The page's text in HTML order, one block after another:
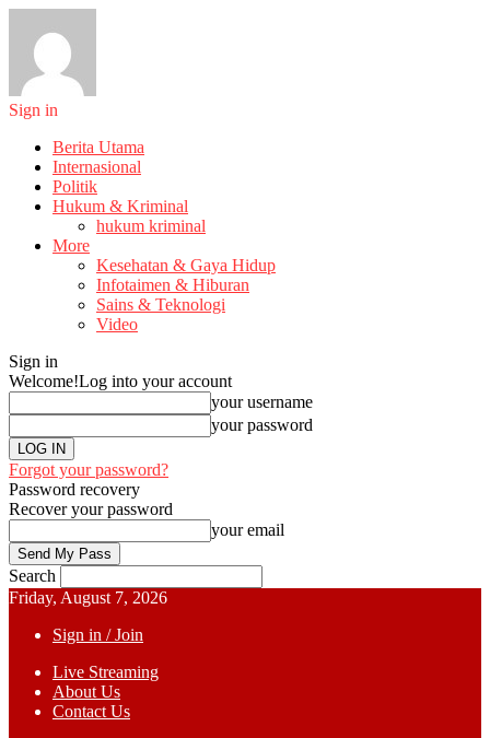
Sign in
Berita Utama
Internasional
Politik
Hukum & Kriminal
hukum kriminal
More
Kesehatan & Gaya Hidup
Infotaimen & Hiburan
Sains & Teknologi
Video
Sign in
Welcome!Log into your account
your username
your password
Forgot your password?
Password recovery
Recover your password
your email
Search
Friday, August 7, 2026
Sign in / Join
Live Streaming
About Us
Contact Us